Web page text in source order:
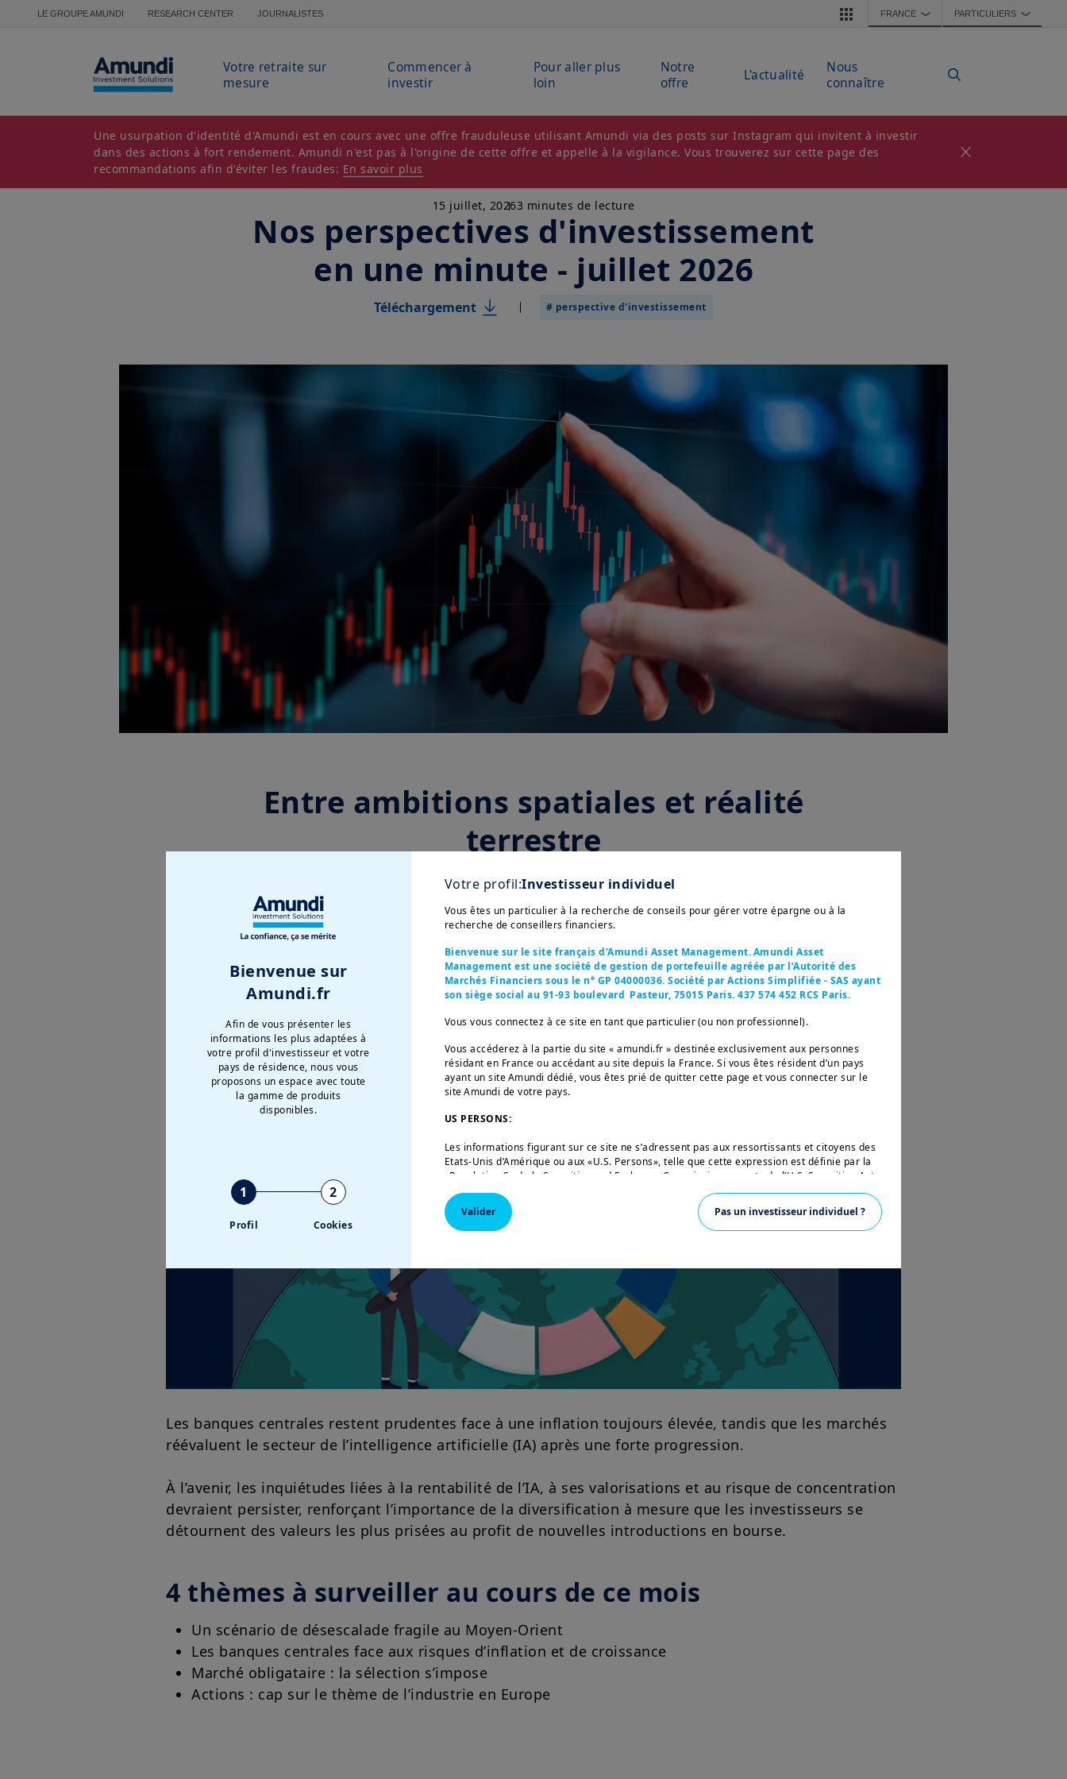
Aller au contenu principal
LE GROUPE AMUNDI RESEARCH CENTER JOURNALISTES FRANCE ❯ PARTICULIERS ❯
Votre retraite sur
mesure
Commencer à
investir
Pour aller plus
loin
Notre
offre
L'actualité
Nous
connaître
Une usurpation d'identité d'Amundi est en cours avec une offre frauduleuse utilisant Amundi via des posts sur Instagram qui invitent à investir
dans des actions à fort rendement. Amundi n'est pas à l'origine de cette offre et appelle à la vigilance. Vous trouverez sur cette page des
recommandations afin d'éviter les fraudes: En savoir plus
Bienvenue sur
Amundi.fr
Afin de vous présenter les
informations les plus adaptées à
votre profil d'investisseur et votre
pays de résidence, nous vous
proposons un espace avec toute
la gamme de produits
disponibles.
1
Profil
2
Cookies
Votre profil:Investisseur individuel
Vous êtes un particulier à la recherche de conseils pour gérer votre épargne ou à la
recherche de conseillers financiers.
Bienvenue sur le site français d'Amundi Asset Management. Amundi Asset
Management est une société de gestion de portefeuille agréée par l’Autorité des
Marchés Financiers sous le n° GP 04000036. Société par Actions Simplifiée - SAS ayant
son siège social au 91-93 boulevard Pasteur, 75015 Paris. 437 574 452 RCS Paris.
Vous vous connectez à ce site en tant que particulier (ou non professionnel).
Vous accéderez à la partie du site « amundi.fr » destinée exclusivement aux personnes
résidant en France ou accédant au site depuis la France. Si vous êtes résident d’un pays
ayant un site Amundi dédié, vous êtes prié de quitter cette page et vous connecter sur le
site Amundi de votre pays.
US PERSONS:
Les informations figurant sur ce site ne s’adressent pas aux ressortissants et citoyens des
Etats-Unis d’Amérique ou aux «U.S. Persons», telle que cette expression est définie par la
«Regulation S» de la Securities and Exchange Commission en vertu de l’U.S. Securities Act
de 1933, qui vise notamment toute personne physique résidant aux Etats-Unis d’Amérique
et toute entité ou société organisée ou enregistrée en vertu de la réglementation
américaine. Si vous êtes une « U.S. Person », vous n’êtes pas autorisé à accéder à ce site et
vous êtes invité à vous connecter sur
leurs produits autorisés à la commercialisation en France. Aucune information contenue
sur ce site ne constitue une offre d’achat ou de vente d’un instrument financier, ni un
conseil en investissement de la part d’Amundi Asset Management ou de ses sociétés
affiliées.
Amundi Asset Management vous informe que les informations sur les produits figurant sur
ce site ne sont données qu’à titre indicatif et constituent une présentation générale de nos
produits et services. Ces informations ne sont pas exhaustives, peuvent évoluer dans le
temps et être mises à jour par Amundi Asset Management, sans préavis et à tout
Votre accès à ce site est soumis au respect de la réglementation française en vigueur et
aux «Mentions légales / Conditions générales d’accès au site».
Conditions et les avoir acceptées. Nous vous conseillons, dans votre intérêt, de les lire
Valider Pas un investisseur individuel ?
15 juillet, 20263 minutes de lecture
Nos perspectives d'investissement
en une minute - juillet 2026
# perspective d'investissement
Téléchargement
Entre ambitions spatiales et réalité
terrestre
Les banques centrales restent prudentes face à une inflation toujours élevée, tandis que les marchés
réévaluent le secteur de l’intelligence artificielle (IA) après une forte progression.
À l’avenir, les inquiétudes liées à la rentabilité de l’IA, à ses valorisations et au risque de concentration
devraient persister, renforçant l’importance de la diversification à mesure que les investisseurs se
détournent des valeurs les plus prisées au profit de nouvelles introductions en bourse.
4 thèmes à surveiller au cours de ce mois
Un scénario de désescalade fragile au Moyen-Orient
Les banques centrales face aux risques d’inflation et de croissance
Marché obligataire : la sélection s’impose
Actions : cap sur le thème de l’industrie en Europe